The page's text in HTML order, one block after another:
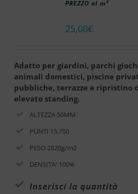
PREZZO al m²
25,00€
Adatto per giardini, parchi
animali domestici, piscine
pubbliche, terrazze e ripristino
elevato standing.
ALTEZZA 50MM
PUNTI 15.750
PESO 2820g/m2
DENSITA' 100%
Inserisci la quantità